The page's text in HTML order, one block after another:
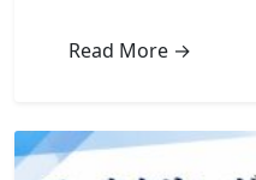
｜
時
代
Read More →